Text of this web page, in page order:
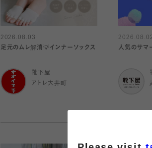
2026.08.03
足元のムレ解消💡インナーソックス
靴下屋
アトレ大井町
人気のサマ